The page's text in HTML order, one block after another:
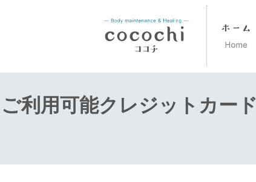
ご利用可能クレジットカー